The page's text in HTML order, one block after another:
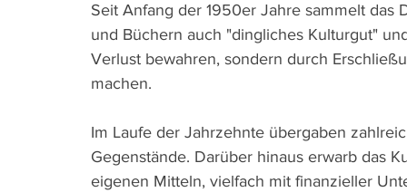
Seit Anfang der 1950er Jahre sammelt
und Büchern auch "dingliches Kulturgut"
Verlust bewahren, sondern durch
machen.
Im Laufe der Jahrzehnte übergaben
Gegenstände. Darüber hinaus erwarb das
eigenen Mitteln, vielfach mit finanzieller